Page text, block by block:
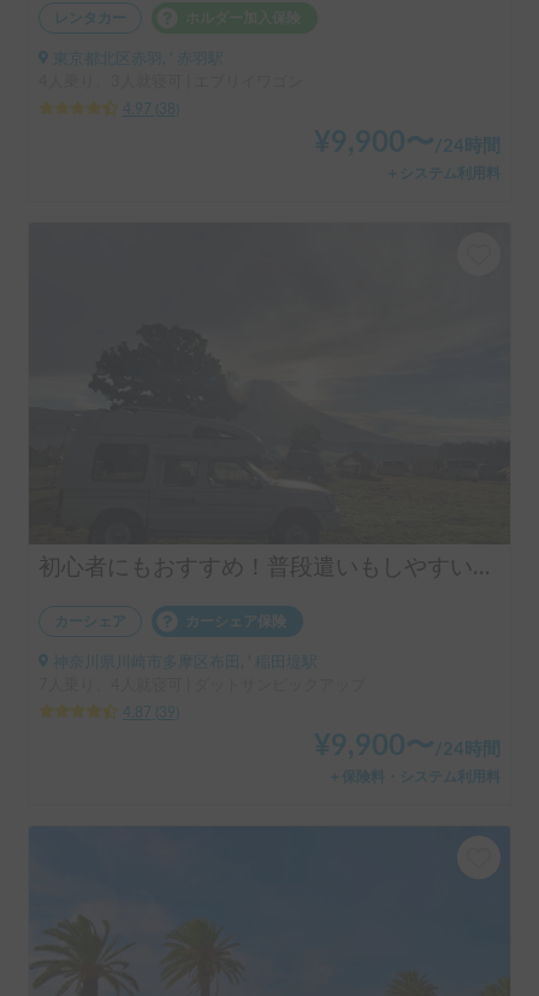
レンタカー
東京都北区赤羽, ' 赤羽駅
4.97
38
¥9,900〜 /24時間
＋システム利用料
初心者にもおすすめ！普段遣いもしやすいピックアップトラックキャンピングカー！
カーシェア カーシェア保険
神奈川県川崎市多摩区布田, ' 稲田堤駅
4.87
39
¥9,900〜 /24時間
＋保険料・システム利用料